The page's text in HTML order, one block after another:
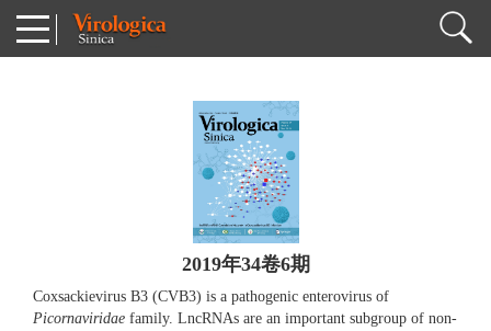
2019年34卷6期
Coxsackievirus B3 (CVB3) is a pathogenic enterovirus of
Picornaviridae family. LncRNAs are an important subgroup of non-